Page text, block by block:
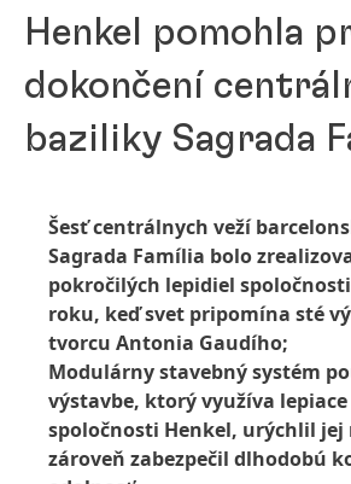
Henkel pomohla
dokončení
baziliky Sagrada
Šesť centrálnych veží
Sagrada Família bolo
pokročilých lepidiel
roku, keď svet pripomína sté
tvorcu Antonia Gaudího;
Modulárny stavebný systém
výstavbe, ktorý využíva
spoločnosti Henkel, urýchlil jej
zároveň zabezpečil dlhodobú